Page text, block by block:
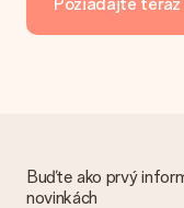
Buďte ako prvý
novinkách